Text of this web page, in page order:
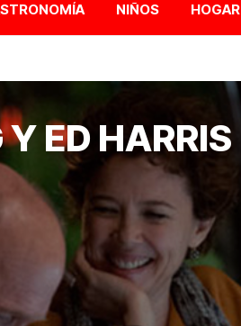
NIÑOS HOGAR
ED HARRIS